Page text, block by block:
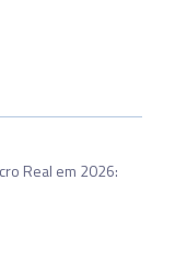
Real em 2026: